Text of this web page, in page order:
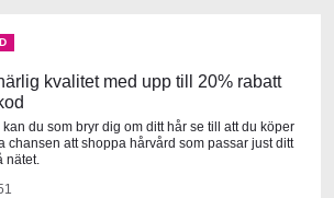
kvalitet med upp till 20% rabatt
du som bryr dig om ditt hår se till att du köper
chansen att shoppa hårvård som passar just ditt
nätet.